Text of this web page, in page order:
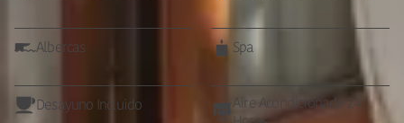
Albercas Spa
Desayuno Incluido
Aire Acondicionado 24